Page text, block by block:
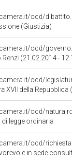
ocd/
(Giustizia)
ocd/
Renzi (21.02.2014 -
ocd/
XVII della
ocd/
legge ordinaria
ocd/
in sede